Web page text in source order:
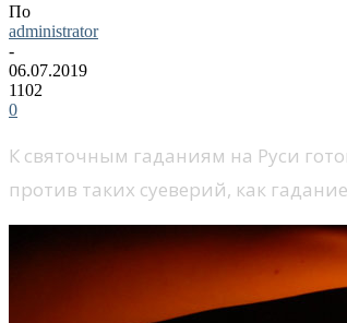
По
administrator
-
06.07.2019
1102
0
К святочным гаданиям на Руси
против таких суеверий, как